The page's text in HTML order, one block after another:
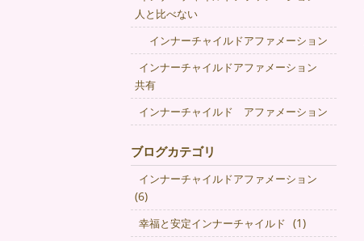
人と比べない
インナーチャイルドアファメーション
インナーチャイルドアファメーション
共有
インナーチャイルド アファメーション
ブログカテゴリ
インナーチャイルドアファメーション
(6)
幸福と安定インナーチャイルド (1)